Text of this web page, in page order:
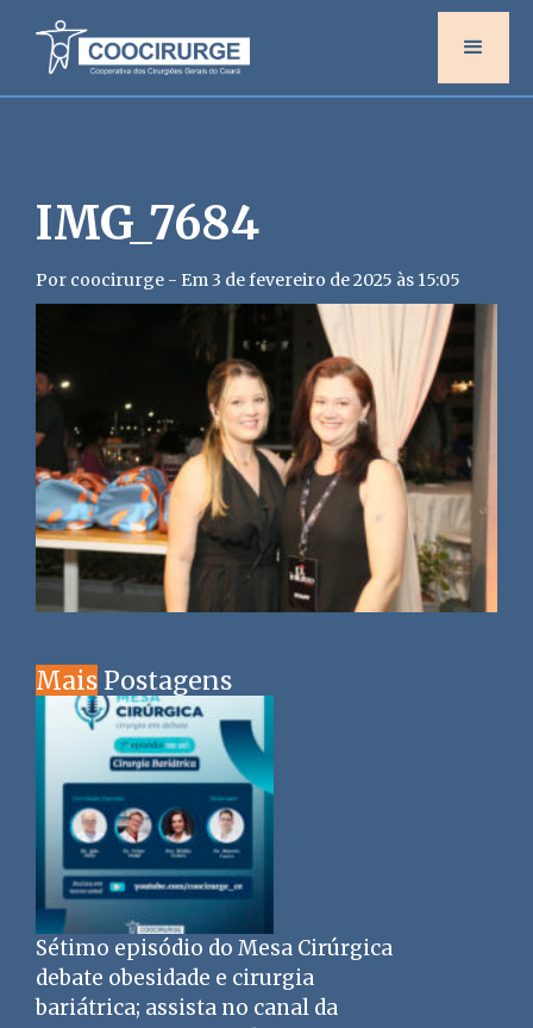
IMG_7684
Por coocirurge - Em 3 de fevereiro de 2025 às 15:05
Mais Postagens
Sétimo episódio do Mesa Cirúrgica
debate obesidade e cirurgia
bariátrica; assista no canal da